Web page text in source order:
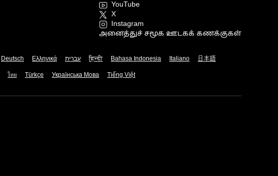
YouTube
X
Instagram
அனைத்துச் சமூக ஊடகக் கணக்குகள்
Deutsch Ελληνικά עברית हिन्दी Bahasa Indonesia Italiano 日本語
ไทย Türkçe Українська Мова Tiếng Việt